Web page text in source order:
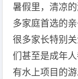
暑假里，清凉
多家庭首选的
很多家长特别
们甚至是成年
有水上项目的